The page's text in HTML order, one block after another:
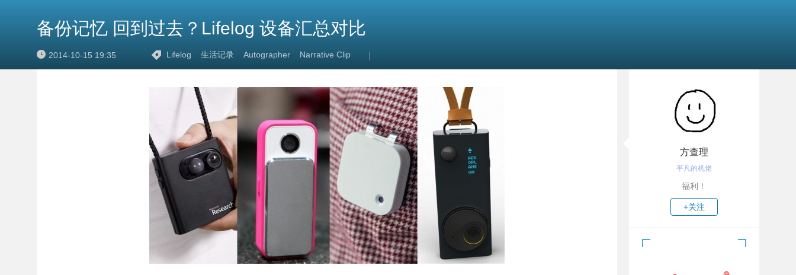
备份记忆 回到过去？Lifelog 设备汇总对比
2014-10-15 19:35 Lifelog 生活记录 Autographer Narrative Clip
方查理
平凡的机佬
福利！
+关注